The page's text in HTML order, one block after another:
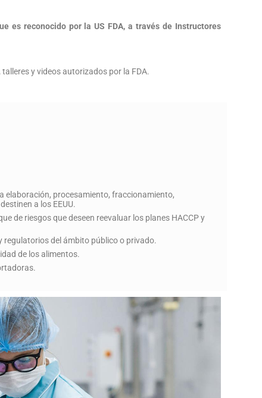
es reconocido por la US FDA, a través de Instructores
y videos autorizados por la FDA.
elaboración, procesamiento, fraccionamiento,
a los EEUU.
de riesgos que deseen reevaluar los planes HACCP y
del ámbito público o privado.
de los alimentos.